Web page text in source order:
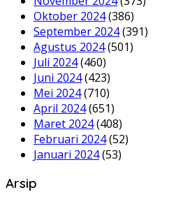
Oktober 2024(386)
September 2024(391)
Agustus 2024(501)
Juli 2024(460)
Juni 2024(423)
Mei 2024(710)
April 2024(651)
Maret 2024(408)
Februari 2024(52)
Januari 2024(53)
Arsip